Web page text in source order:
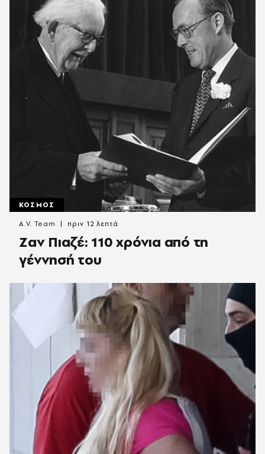
ΚΟΣΜΟΣ
Ζαν Πιαζέ: 110 χρόνια από τη
γέννησή του
A.V. Team πριν 12 λεπτά